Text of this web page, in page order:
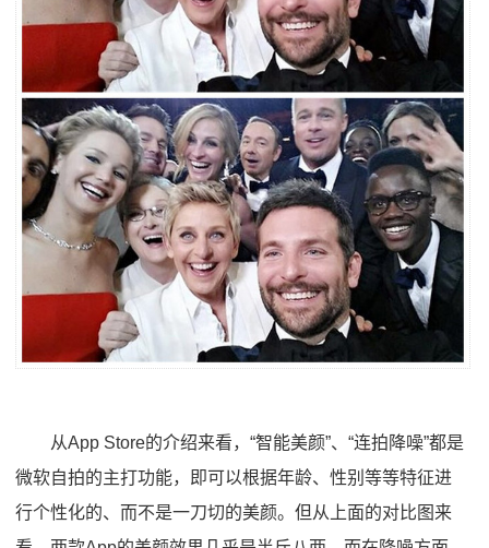
从App Store的介绍来看，“智能美颜”、“连拍降噪”都是
微软自拍的主打功能，即可以根据年龄、性别等等特征进
行个性化的、而不是一刀切的美颜。但从上面的对比图来